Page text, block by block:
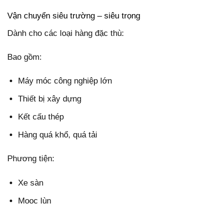
Vận chuyển siêu trường – siêu trọng
Dành cho các loại hàng đặc thù:
Bao gồm:
Máy móc công nghiệp lớn
Thiết bị xây dựng
Kết cấu thép
Hàng quá khổ, quá tải
Phương tiện:
Xe sàn
Mooc lùn